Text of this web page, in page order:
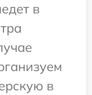
в
в